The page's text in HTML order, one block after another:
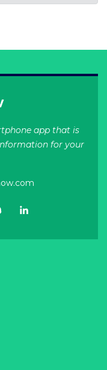
app that is
for your